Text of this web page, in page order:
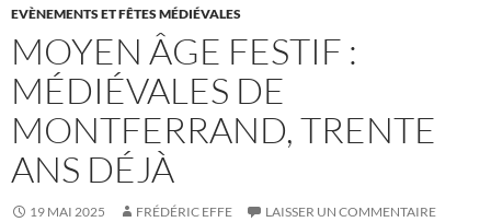
EVÈNEMENTS ET FÊTES MÉDIÉVALES
MOYEN ÂGE FESTIF :
MÉDIÉVALES DE
MONTFERRAND, TRENTE
ANS DÉJÀ
19 MAI 2025 FRÉDÉRIC EFFE LAISSER UN COMMENTAIRE